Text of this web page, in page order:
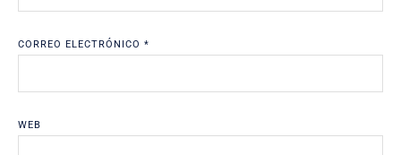
CORREO ELECTRÓNICO *
WEB